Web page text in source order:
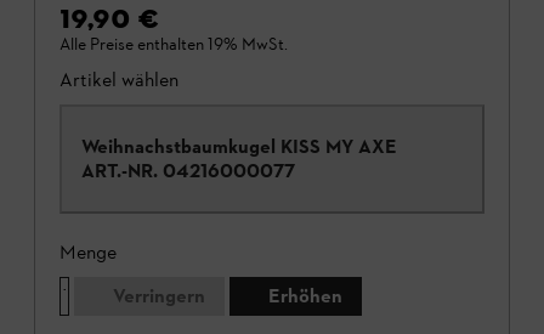
19,90 €
Alle Preise enthalten 19% MwSt.
Artikel wählen
Weihnachstbaumkugel KISS MY AXE
ART.-NR. 04216000077
Menge
Verringern
Erhöhen